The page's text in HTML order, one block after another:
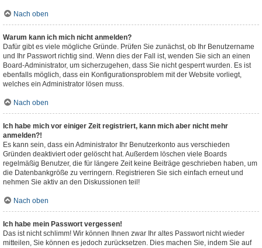
Nach oben
Warum kann ich mich nicht anmelden?
Dafür gibt es viele mögliche Gründe. Prüfen Sie zunächst, ob Ihr Benutzername
und Ihr Passwort richtig sind. Wenn dies der Fall ist, wenden Sie sich an einen
Board-Administrator, um sicherzugehen, dass Sie nicht gesperrt wurden. Es ist
ebenfalls möglich, dass ein Konfigurationsproblem mit der Website vorliegt,
welches ein Administrator lösen muss.
Nach oben
Ich habe mich vor einiger Zeit registriert, kann mich aber nicht mehr
anmelden?!
Es kann sein, dass ein Administrator Ihr Benutzerkonto aus verschieden
Gründen deaktiviert oder gelöscht hat. Außerdem löschen viele Boards
regelmäßig Benutzer, die für längere Zeit keine Beiträge geschrieben haben, um
die Datenbankgröße zu verringern. Registrieren Sie sich einfach erneut und
nehmen Sie aktiv an den Diskussionen teil!
Nach oben
Ich habe mein Passwort vergessen!
Das ist nicht schlimm! Wir können Ihnen zwar Ihr altes Passwort nicht wieder
mitteilen, Sie können es jedoch zurücksetzen. Dies machen Sie, indem Sie auf